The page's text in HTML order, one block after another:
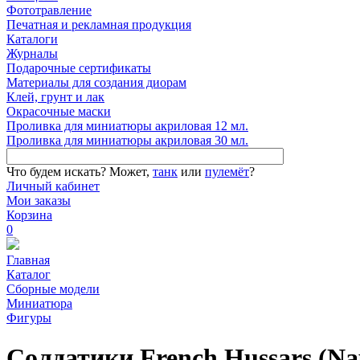
Фототравление
Печатная и рекламная продукция
Каталоги
Журналы
Подарочные сертификаты
Материалы для создания диорам
Клей, грунт и лак
Окрасочные маски
Проливка для миниатюры акриловая 12 мл.
Проливка для миниатюры акриловая 30 мл.
Что будем искать? Может, танк или пулемёт?
Личный кабинет
Мои заказы
Корзина
0
Главная
Каталог
Сборные модели
Миниатюра
Фигуры